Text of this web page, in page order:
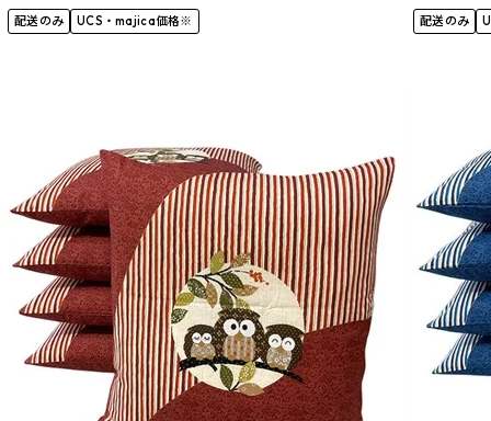
配送のみ UCS・majica価格※ 配送のみ